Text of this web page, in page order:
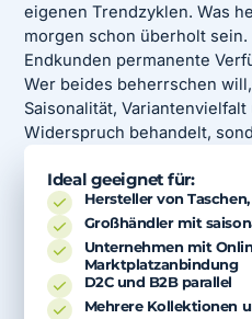
eigenen Trendzyklen. Was
morgen schon überholt
Endkunden permanente
Wer beides beherrschen
Saisonalität,
Widerspruch behandelt,
Ideal geeignet für:
Hersteller von
Großhändler mit
Unternehmen mit
Marktplatzanbindung
D2C und B2B parallel
Mehrere Kollektionen